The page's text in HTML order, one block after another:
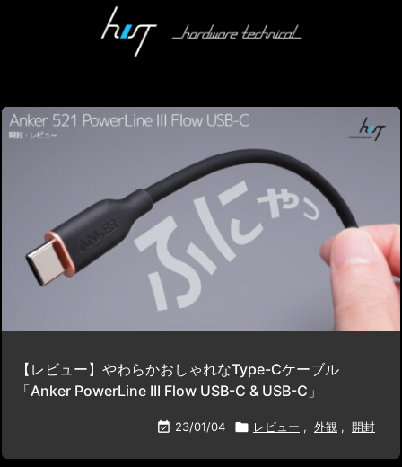
【レビュー】やわらかおしゃれなType-Cケーブル
「Anker PowerLine III Flow USB-C & USB-C」
 23/01/04  レビュー , 外観 , 開封